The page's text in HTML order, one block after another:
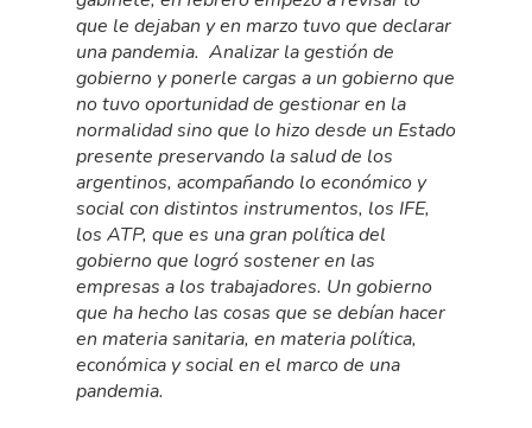
que le dejaban y en marzo tuvo que declarar
una pandemia. Analizar la gestión de
gobierno y ponerle cargas a un gobierno que
no tuvo oportunidad de gestionar en la
normalidad sino que lo hizo desde un Estado
presente preservando la salud de los
argentinos, acompañando lo económico y
social con distintos instrumentos, los IFE,
los ATP, que es una gran política del
gobierno que logró sostener en las
empresas a los trabajadores. Un gobierno
que ha hecho las cosas que se debían hacer
en materia sanitaria, en materia política,
económica y social en el marco de una
pandemia.